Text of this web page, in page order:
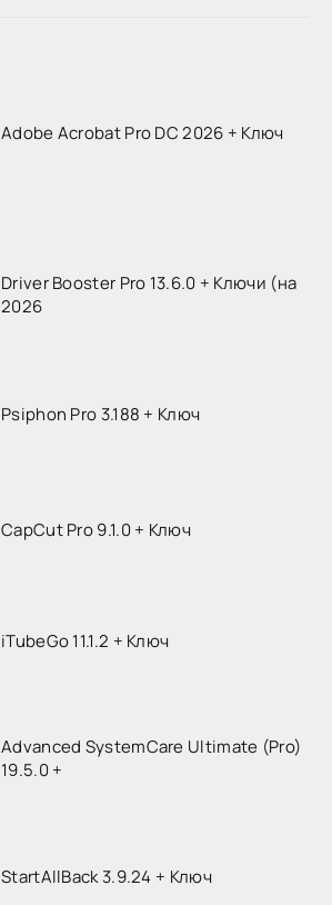
Adobe Acrobat Pro DC 2026 + Ключ
Driver Booster Pro 13.6.0 + Ключи (на
2026
Psiphon Pro 3.188 + Ключ
CapCut Pro 9.1.0 + Ключ
iTubeGo 11.1.2 + Ключ
Advanced SystemCare Ultimate (Pro)
19.5.0 +
StartAllBack 3.9.24 + Ключ